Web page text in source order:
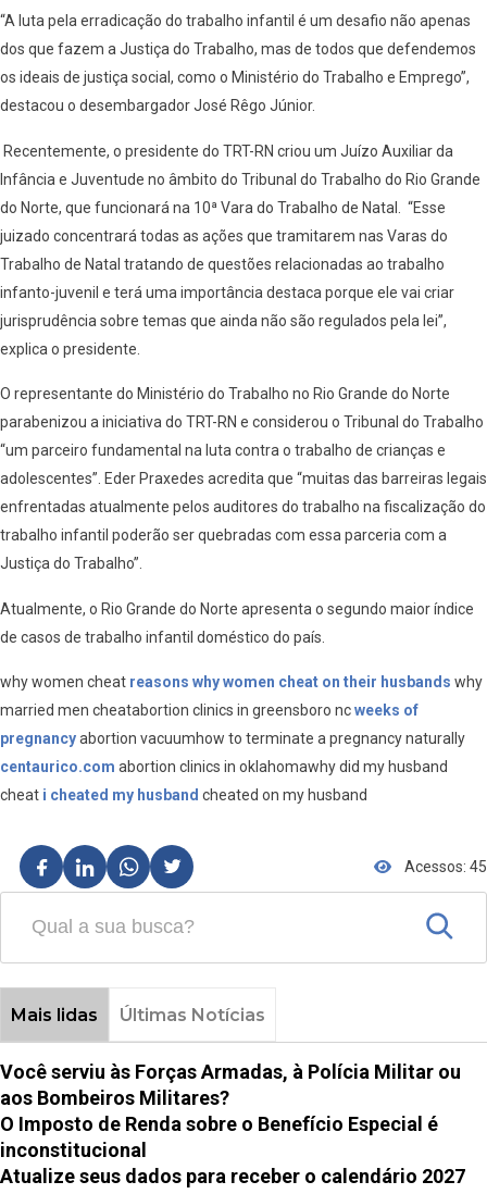
“A luta pela erradicação do trabalho infantil é um desafio não apenas
dos que fazem a Justiça do Trabalho, mas de todos que defendemos
os ideais de justiça social, como o Ministério do Trabalho e Emprego”,
destacou o desembargador José Rêgo Júnior.
Recentemente, o presidente do TRT-RN criou um Juízo Auxiliar da
Infância e Juventude no âmbito do Tribunal do Trabalho do Rio Grande
do Norte, que funcionará na 10ª Vara do Trabalho de Natal. “Esse
juizado concentrará todas as ações que tramitarem nas Varas do
Trabalho de Natal tratando de questões relacionadas ao trabalho
infanto-juvenil e terá uma importância destaca porque ele vai criar
jurisprudência sobre temas que ainda não são regulados pela lei”,
explica o presidente.
O representante do Ministério do Trabalho no Rio Grande do Norte
parabenizou a iniciativa do TRT-RN e considerou o Tribunal do Trabalho
“um parceiro fundamental na luta contra o trabalho de crianças e
adolescentes”. Eder Praxedes acredita que “muitas das barreiras legais
enfrentadas atualmente pelos auditores do trabalho na fiscalização do
trabalho infantil poderão ser quebradas com essa parceria com a
Justiça do Trabalho”.
Atualmente, o Rio Grande do Norte apresenta o segundo maior índice
de casos de trabalho infantil doméstico do país.
why women cheat reasons why women cheat on their husbands why
married men cheatabortion clinics in greensboro ncweeks of
pregnancyabortion vacuumhow to terminate a pregnancy naturally
centaurico.com abortion clinics in oklahomawhy did my husband
cheat i cheated my husband cheated on my husband
Acessos: 45
Mais lidas Últimas Notícias
Você serviu às Forças Armadas, à Polícia Militar ou
aos Bombeiros Militares?
O Imposto de Renda sobre o Benefício Especial é
inconstitucional
Atualize seus dados para receber o calendário 2027